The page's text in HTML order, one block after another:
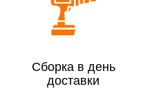
7% (но не менее 2 500 руб.)
Сборка в день
доставки